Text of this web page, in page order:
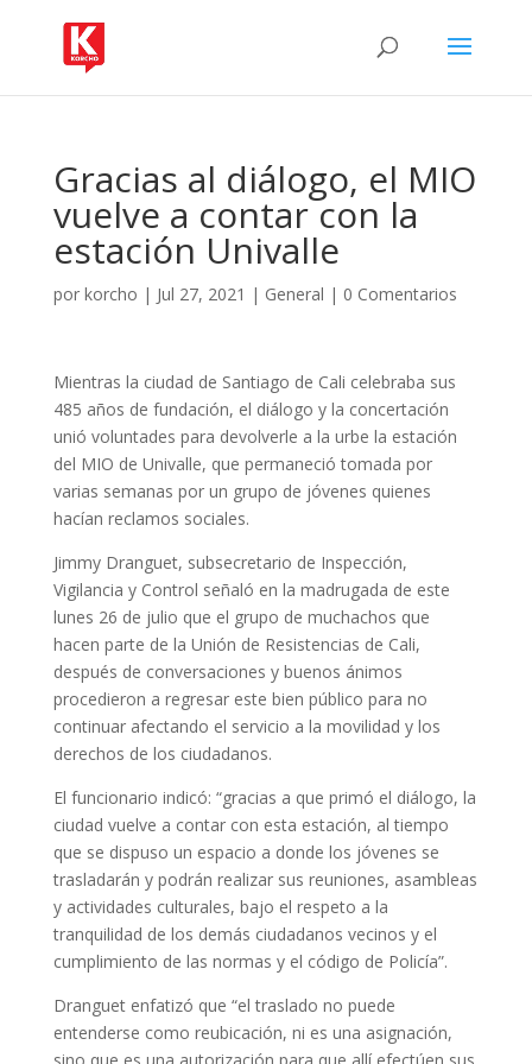
Gracias al diálogo, el MIO
vuelve a contar con la
estación Univalle
por korcho | Jul 27, 2021 | General | 0 Comentarios
Mientras la ciudad de Santiago de Cali celebraba sus
485 años de fundación, el diálogo y la concertación
unió voluntades para devolverle a la urbe la estación
del MIO de Univalle, que permaneció tomada por
varias semanas por un grupo de jóvenes quienes
hacían reclamos sociales.
Jimmy Dranguet, subsecretario de Inspección,
Vigilancia y Control señaló en la madrugada de este
lunes 26 de julio que el grupo de muchachos que
hacen parte de la Unión de Resistencias de Cali,
después de conversaciones y buenos ánimos
procedieron a regresar este bien público para no
continuar afectando el servicio a la movilidad y los
derechos de los ciudadanos.
El funcionario indicó: “gracias a que primó el diálogo, la
ciudad vuelve a contar con esta estación, al tiempo
que se dispuso un espacio a donde los jóvenes se
trasladarán y podrán realizar sus reuniones, asambleas
y actividades culturales, bajo el respeto a la
tranquilidad de los demás ciudadanos vecinos y el
cumplimiento de las normas y el código de Policía”.
Dranguet enfatizó que “el traslado no puede
entenderse como reubicación, ni es una asignación,